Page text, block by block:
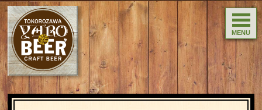
MENU